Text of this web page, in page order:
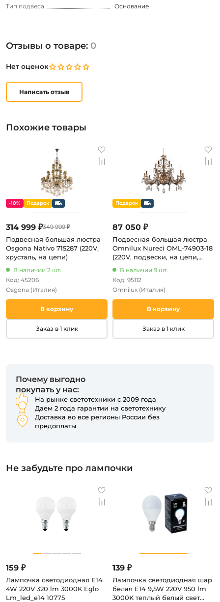
Тип подвеса
Основание
Отзывы о товаре: 0
Нет оценок
Написать отзыв
Похожие товары
314 999 ₽349 999 ₽
-10%
Подвесная большая люстра
Osgona Nativo 715287 (220V,
хрусталь, на цепи)
В наличии 2 шт.
Код: 45206
Osgona (Италия)
В корзину
Заказ в 1 клик
87 050 ₽
Подвесная большая люстра
Omnilux Nureci OML-74903-18
(220V, подвески, на цепи,
В наличии 9 шт.
Код: 95112
Omnilux (Италия)
В корзину
Заказ в 1 клик
Почему выгодно
покупать у нас:
На рынке светотехники с 2009 года
Даем 2 года гарантии на светотехнику
Доставка во все регионы России без
предоплаты
Не забудьте про лампочки
159 ₽
Лампочка светодиодная E14
4W 220V 320 lm 3000K Eglo
Lm_led_e14 10775
139 ₽
Лампочка светодиодная шар
белая E14 9,5W 220V 950 lm
3000K теплый белый свет